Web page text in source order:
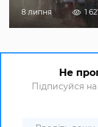
8 липня 1
Не
Підписуйся